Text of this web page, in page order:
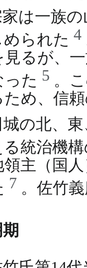
家は一族
られた 4
るが、
た 5 。
め、信
の北、
統治機
主（国
7 。佐竹